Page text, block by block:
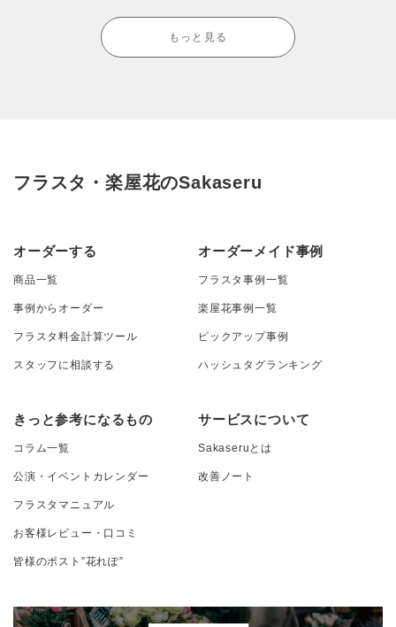
もっと見る
フラスタ・楽屋花のSakaseru
オーダーする
商品一覧
事例からオーダー
フラスタ料金計算ツール
スタッフに相談する
オーダーメイド事例
フラスタ事例一覧
楽屋花事例一覧
ピックアップ事例
ハッシュタグランキング
きっと参考になるもの
コラム一覧
公演・イベントカレンダー
フラスタマニュアル
お客様レビュー・口コミ
皆様のポスト”花れぽ”
サービスについて
Sakaseruとは
改善ノート